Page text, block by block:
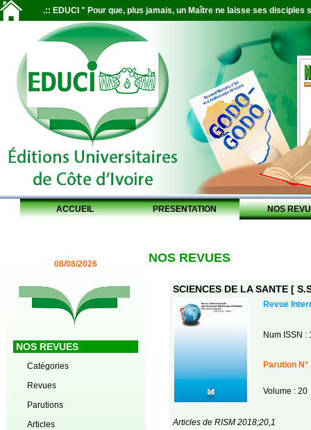
.:: EDUCI " Pour que, plus jamais, un Maître ne laisse ses disciples
ACCUEIL PRESENTATION NOS
08/08/2026
NOS REVUES
Catégories
Revues
Parutions
Articles
NOS REVUES
SCIENCES DE LA SANTE [
Revue
Num ISSN :
Parution N°
Volume : 20
Articles de RISM 2018;20,1